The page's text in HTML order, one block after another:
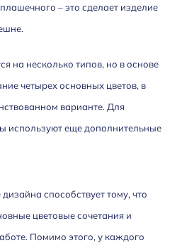
– это сделает изделие
на несколько типов, но в основе
четырех основных цветов, в
варианте. Для
используют еще дополнительные
способствует тому, что
цветовые сочетания и
Помимо этого, у каждого